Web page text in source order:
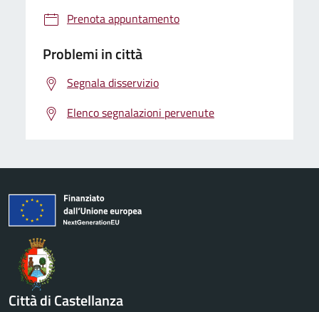
Prenota appuntamento
Problemi in città
Segnala disservizio
Elenco segnalazioni pervenute
Città di Castellanza